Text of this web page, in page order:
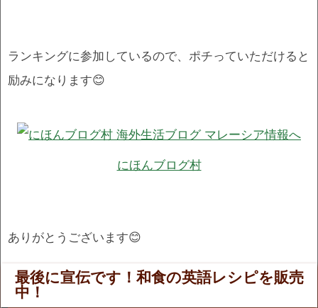
ランキングに参加しているので、ポチっていただけると
励みになります😊
にほんブログ村
ありがとうございます😊
最後に宣伝です！和食の英語レシピを販売
中！